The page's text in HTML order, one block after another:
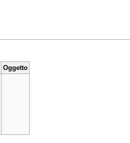
Oggetto